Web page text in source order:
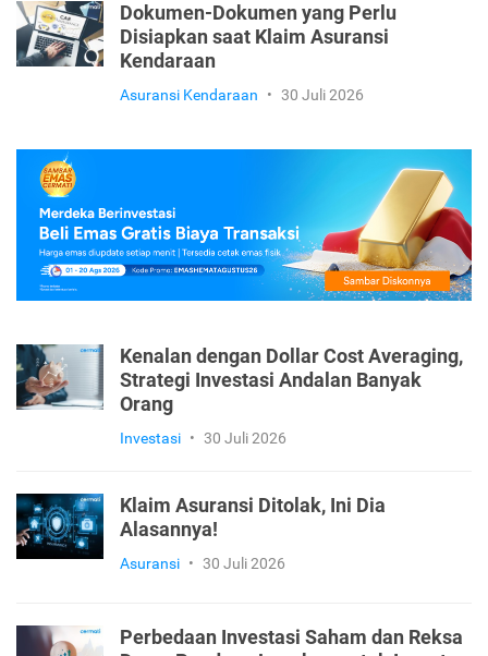
Dokumen-Dokumen yang Perlu
Disiapkan saat Klaim Asuransi
Kendaraan
Asuransi Kendaraan • 30 Juli 2026
Kenalan dengan Dollar Cost Averaging,
Strategi Investasi Andalan Banyak
Orang
Investasi • 30 Juli 2026
Klaim Asuransi Ditolak, Ini Dia
Alasannya!
Asuransi • 30 Juli 2026
Perbedaan Investasi Saham dan Reksa